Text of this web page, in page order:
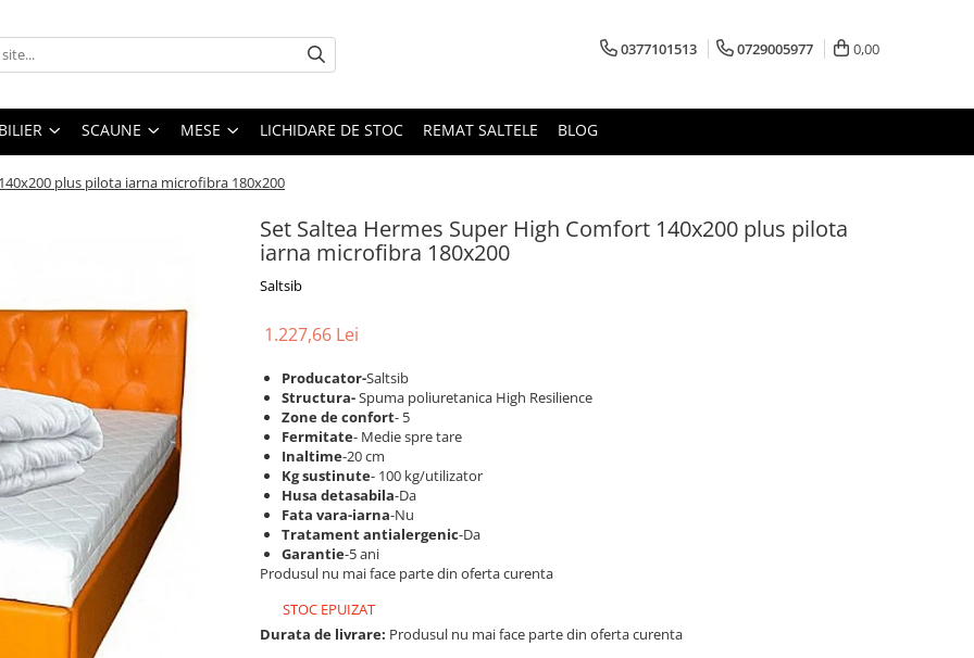
0377101513 0729005977 0,00
SCAUNE MESE LICHIDARE DE STOC REMAT SALTELE BLOG
plus pilota iarna microfibra 180x200
Set Saltea Hermes Super High Comfort 140x200 plus pilota
iarna microfibra 180x200
Saltsib
1.227,66 Lei
Producator-Saltsib
Structura-Spuma poliuretanica High Resilience
Zone de confort- 5
Fermitate- Medie spre tare
Inaltime-20 cm
Kg sustinute- 100 kg/utilizator
Husa detasabila-Da
Fata vara-iarna-Nu
Tratament antialergenic-Da
Garantie-5 ani
Produsul nu mai face parte din oferta curenta
STOC EPUIZAT
Durata de livrare: Produsul nu mai face parte din oferta curenta